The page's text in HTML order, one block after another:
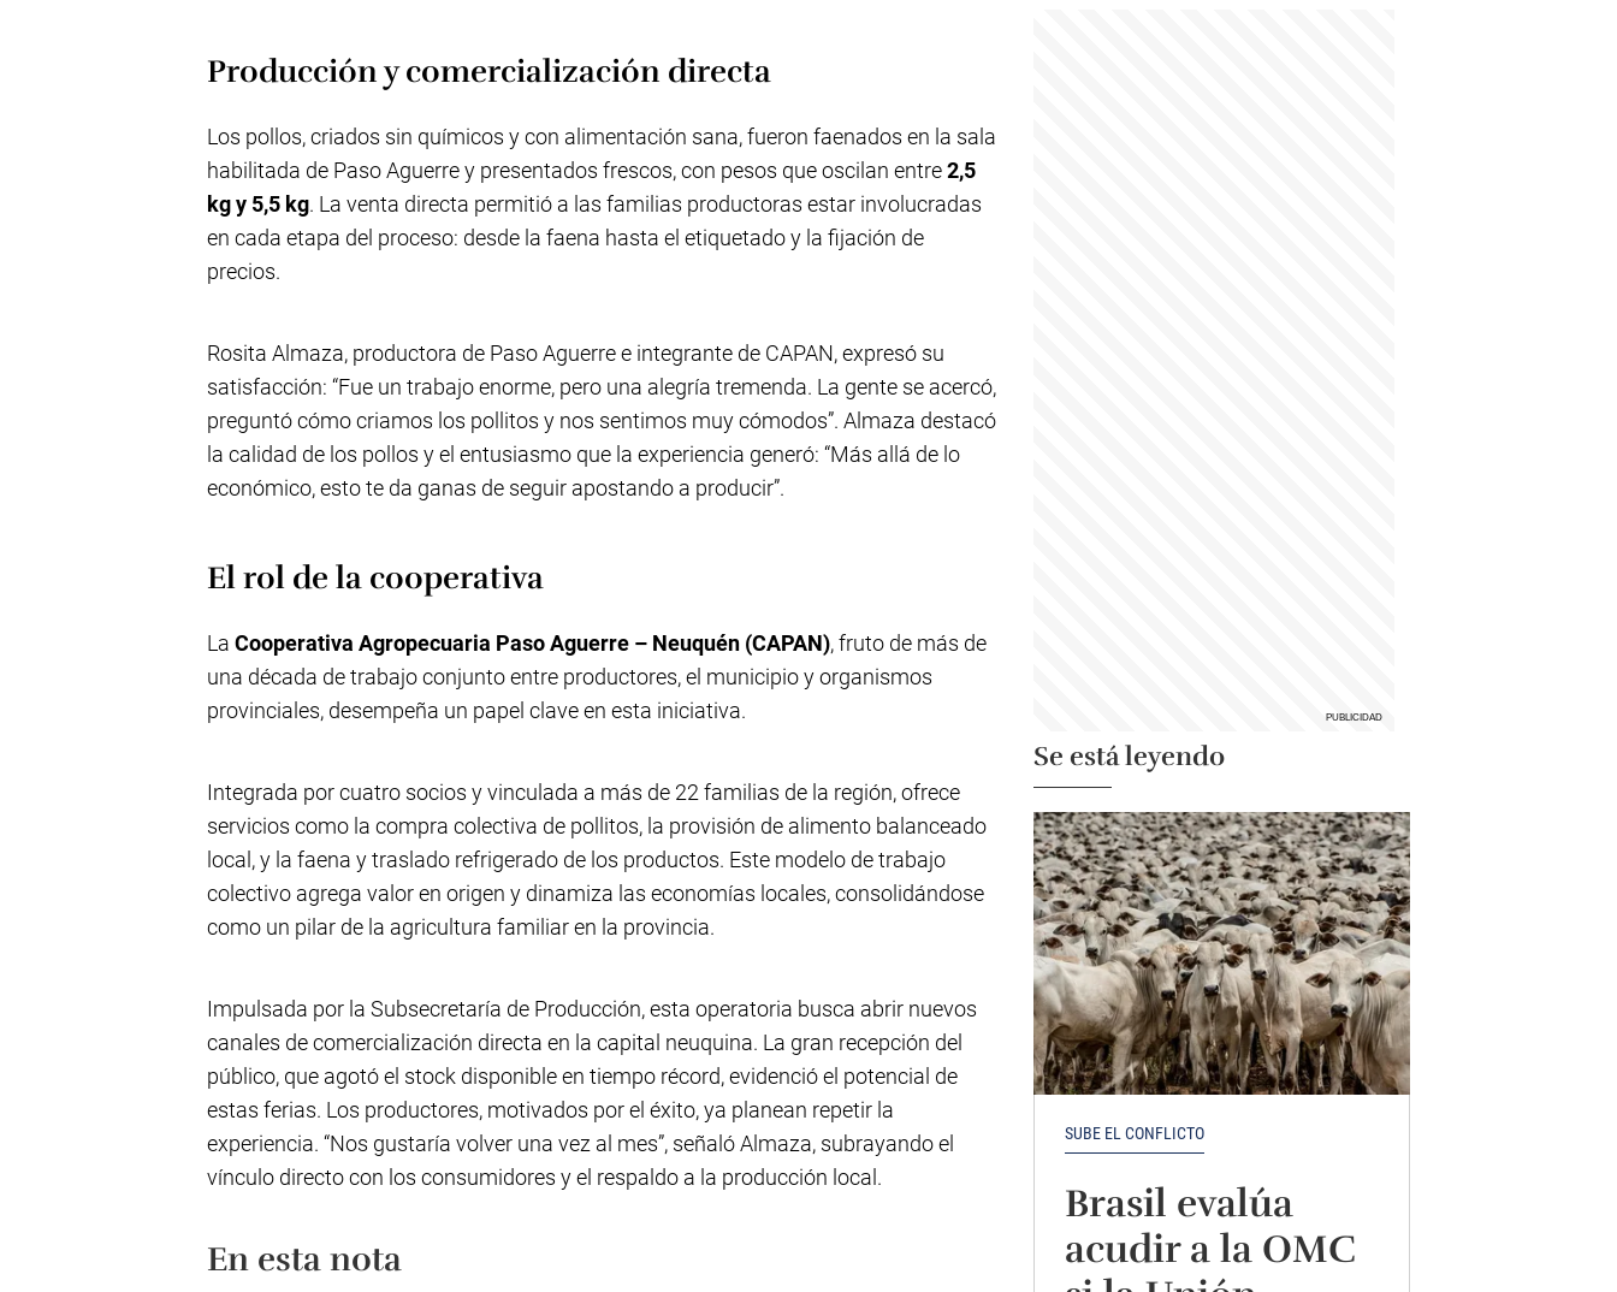
Producción y comercialización directa
Los pollos, criados sin químicos y con alimentación sana, fueron faenados en la sala
habilitada de Paso Aguerre y presentados frescos, con pesos que oscilan entre2,5
kg y 5,5 kg. La venta directa permitió a las familias productoras estar involucradas
en cada etapa del proceso: desde la faena hasta el etiquetado y la fijación de
precios.
Rosita Almaza, productora de Paso Aguerre e integrante de CAPAN, expresó su
satisfacción: “Fue un trabajo enorme, pero una alegría tremenda. La gente se acercó,
preguntó cómo criamos los pollitos y nos sentimos muy cómodos”. Almaza destacó
la calidad de los pollos y el entusiasmo que la experiencia generó: “Más allá de lo
económico, esto te da ganas de seguir apostando a producir”.
El rol de la cooperativa
La Cooperativa Agropecuaria Paso Aguerre – Neuquén (CAPAN), fruto de más de
una década de trabajo conjunto entre productores, el municipio y organismos
provinciales, desempeña un papel clave en esta iniciativa.
Integrada por cuatro socios y vinculada a más de 22 familias de la región, ofrece
servicios como la compra colectiva de pollitos, la provisión de alimento balanceado
local, y la faena y traslado refrigerado de los productos. Este modelo de trabajo
colectivo agrega valor en origen y dinamiza las economías locales, consolidándose
como un pilar de la agricultura familiar en la provincia.
Impulsada por la Subsecretaría de Producción, esta operatoria busca abrir nuevos
canales de comercialización directa en la capital neuquina. La gran recepción del
público, que agotó el stock disponible en tiempo récord, evidenció el potencial de
estas ferias. Los productores, motivados por el éxito, ya planean repetir la
experiencia. “Nos gustaría volver una vez al mes”, señaló Almaza, subrayando el
vínculo directo con los consumidores y el respaldo a la producción local.
En esta nota
Se está leyendo
SUBE EL CONFLICTO
Brasil evalúa
acudir a la OMC